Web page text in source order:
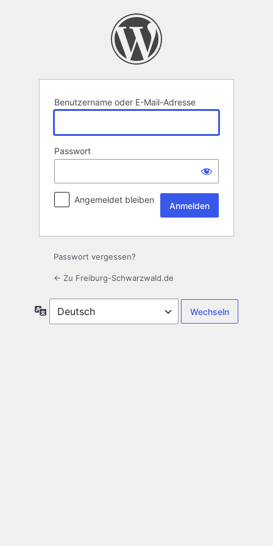
Benutzername oder E-Mail-Adresse
Passwort
Angemeldet bleiben
Passwort vergessen?
← Zu Freiburg-Schwarzwald.de
Sprache